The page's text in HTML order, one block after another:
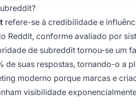
refere-se à credibilidade e
Reddit, conforme avaliado por
de subreddit tornou-se
de suas respostas, tornando-o a
moderno porque marcas e
visibilidade